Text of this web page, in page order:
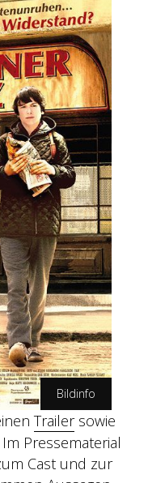
Bildinfo
(CP Film)
Trailersowie
Pressematerial
Cast und zur